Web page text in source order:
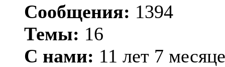
Сообщения: 1394
Темы: 16
С нами: 11 лет 7